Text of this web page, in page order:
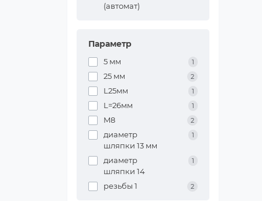
(автомат)
Параметр
5 мм 1
25 мм 2
L25мм 1
L=26мм 1
M8 2
диаметр
шляпки 13 мм
1
диаметр
шляпки 14
1
резьбы 1 2